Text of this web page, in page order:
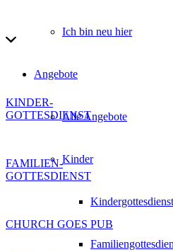
Ich bin neu hier
Angebote
Alle Angebote
Kinder
Kindergottesdienst
KINDER-
GOTTESDIENST
FAMILIEN-
GOTTESDIENST
CHURCH GOES PUB